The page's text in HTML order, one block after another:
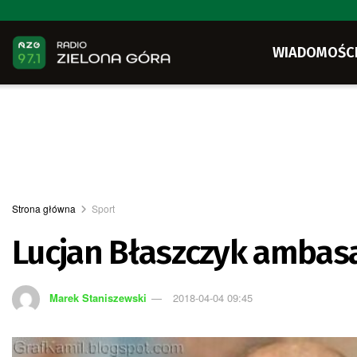
Strona główna Sport
Lucjan Błaszczyk
Marek Staniszewski 2018-04-04 09:45